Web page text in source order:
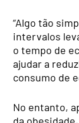
“Algo tão
intervalos
o tempo de
ajudar a
consumo de
No entanto,